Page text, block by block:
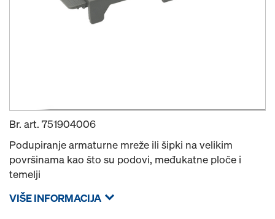
Br. art. 751904006
Podupiranje armaturne mreže ili šipki na velikim
površinama kao što su podovi, međukatne ploče i
temelji
VIŠE INFORMACIJA